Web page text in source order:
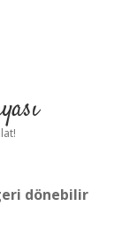
dönebilir